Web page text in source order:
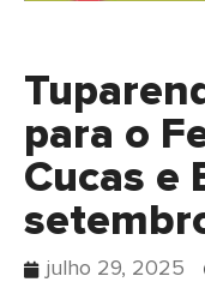
para o
Cucas e
julho 29, 2025